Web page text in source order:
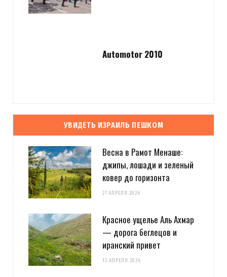
Automotor 2010
УВИДЕТЬ ИЗРАИЛЬ ПЕШКОМ
Весна в Рамот Менаше:
джипы, лошади и зеленый
ковер до горизонта
27 АПРЕЛЯ 2026
Красное ущелье Аль Ахмар
— дорога беглецов и
иранский привет
13 АПРЕЛЯ 2026